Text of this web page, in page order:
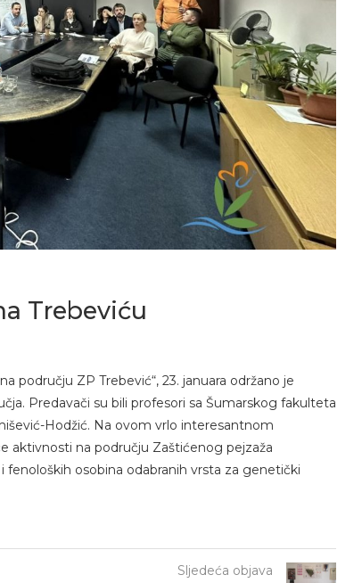
Trebeviću
području ZP Trebević“, 23. januara održano je
Predavači su bili profesori sa Šumarskog fakulteta
Hodžić. Na ovom vrlo interesantnom
aktivnosti na području Zaštićenog pejzaža
fenoloških osobina odabranih vrsta za genetički
Sljedeća objava